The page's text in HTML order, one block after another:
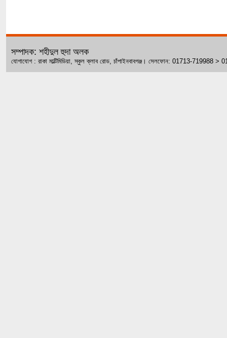
সম্পাদক: শহীদুল হুদা অলক
যোগাযোগ : রাকা মাল্টিমিডিয়া, স্কুল ক্লাব রোড, চাঁপাইনবাবগঞ্জ। সেলফোন: 01713-